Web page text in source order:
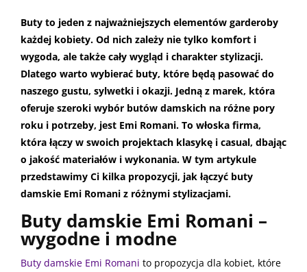
Buty to jeden z najważniejszych elementów garderoby
każdej kobiety. Od nich zależy nie tylko komfort i
wygoda, ale także cały wygląd i charakter stylizacji.
Dlatego warto wybierać buty, które będą pasować do
naszego gustu, sylwetki i okazji. Jedną z marek, która
oferuje szeroki wybór butów damskich na różne pory
roku i potrzeby, jest Emi Romani. To włoska firma,
która łączy w swoich projektach klasykę i casual, dbając
o jakość materiałów i wykonania. W tym artykule
przedstawimy Ci kilka propozycji, jak łączyć buty
damskie Emi Romani z różnymi stylizacjami.
Buty damskie Emi Romani –
wygodne i modne
Buty damskie Emi Romani to propozycja dla kobiet, które